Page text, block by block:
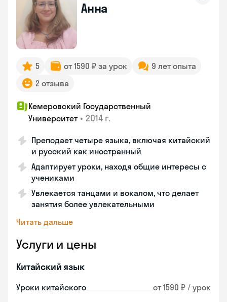
Анна
5 от 1590 ₽ за урок
9 лет опыта
2 отзыва
Кемеровский Государственный
Университет • 2014 г.
Преподает четыре языка, включая китайский
и русский как иностранный
Адаптирует уроки, находя общие интересы с
учениками
Увлекается танцами и вокалом, что делает
занятия более увлекательными
Читать дальше
Услуги и цены
Китайский язык
Уроки китайского от 1590 ₽ / урок